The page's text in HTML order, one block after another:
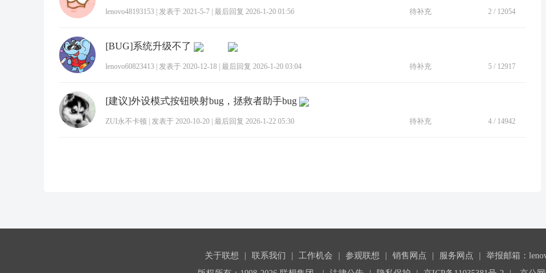
lenovo48193153 发表于 2021-5-7 最后回复 2026-1-20 01:56 待补充 2 / 12054
[BUG]系统升级不了
lenovo60823413 发表于 2020-12-18 最后回复 2026-1-20 03:04 待补充 5 / 12917
[建议]外设模式按钮映射bug，拯救者助手bug
ZUI永不卡顿 发表于 2020-10-20 最后回复 2026-1-22 05:30 待补充 4 / 14942
关于联想 联系我们 工作机会 参观联想 销售网点 服务网点
举报邮箱：